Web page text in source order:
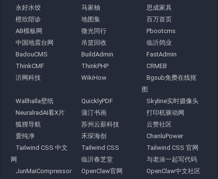
永好水饺
马家柚
思成家具
橙欣陪诊
地图集
百万首页
AB模板网
微光同行
Pbootcms
中国地震台网
吊篮回收
临沂鸽业
BadouCMS
BuildAdmin
FastAdmin
ThinkCMF
ThinkPHP
CRMEB
沂网科技
WikiHow
Bgsub免费在线抠
图
Wallhalla壁纸
QuicklyPDF
Skyline实时摄像头
NeuralradAI看X片
蒲汀书画
打印机驱动网
狐狸导航
苏州云薪科技
云赞社区
爱纯净
禾琛海创
ChanluPower
Tailwind CSS 中文
网
Tailwind CSS
Tailwind CSS 官网
临沂春芝堂
与老涂一起写代码
JunMaiCompressor
OpenClaw官网
OpenClaw中文社区